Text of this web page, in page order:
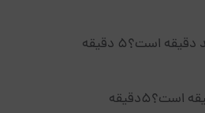
است؟5 دقیقه